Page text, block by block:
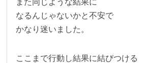
なるんじゃないかと不安で
かなり迷いました。
ここまで行動し結果に結びつける